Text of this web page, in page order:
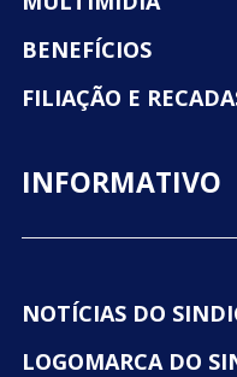
BENEFÍCIOS
FILIAÇÃO E
INFORMATIVO
NOTÍCIAS DO
LOGOMARCA DO